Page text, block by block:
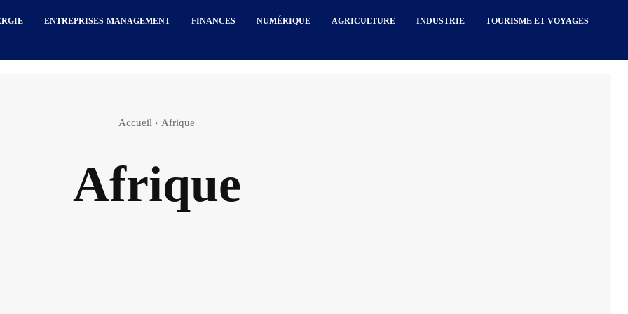
ENTREPRISES-MANAGEMENT FINANCES NUMÉRIQUE AGRICULTURE INDUSTRIE TOURISME ET VOYAGES
Accueil Afrique
Afrique